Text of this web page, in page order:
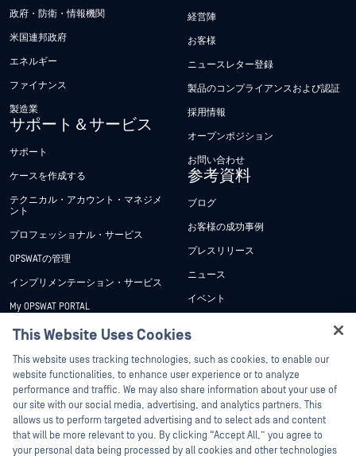
政府・防衛・情報機関
米国連邦政府
エネルギー
ファイナンス
製造業
サポート＆サービス
サポート
ケースを作成する
テクニカル・アカウント・マネジメ
ント
プロフェッショナル・サービス
OPSWATの管理
インプリメンテーション・サービス
My OPSWAT PORTAL
技術文書
トレーニング
脆弱性対策プログラム
パートナー
認証
テクノロジー・パートナー
経営陣
お客様
ニュースレター登録
製品のコンプライアンスおよび認証
採用情報
オープンポジション
お問い合わせ
参考資料
ブログ
お客様の成功事例
プレスリリース
ニュース
イベント
ホワイトペーパー
無料ツール
This Website Uses Cookies
This website uses tracking technologies, such as cookies, to enable our
website functionalities, to enhance user experience or to analyze
performance and traffic. We may also share information about your use of
our site with our social media, advertising, and analytics partners. This
allows us to perform targeted advertising and to select ads and content
that will be more relevant to you. By clicking “Accept All,” you agree to
your personal data being processed by all cookies and other technologies
Hey there!
I'm Ozzy, your OPSWAT virtual assistant.
How can I help you secure what's critical
today?